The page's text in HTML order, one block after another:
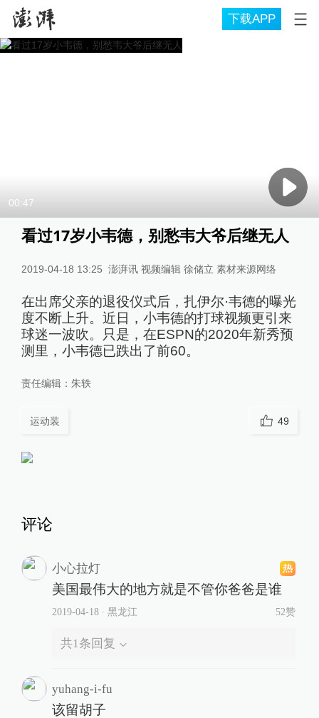
下载APP
00:47
看过17岁小韦德，别愁韦大爷后继无人
2019-04-18 13:25 澎湃讯 视频编辑 徐储立 素材来源网络
在出席父亲的退役仪式后，扎伊尔·韦德的曝光
度不断上升。近日，小韦德的打球视频更引来
球迷一波吹。只是，在ESPN的2020年新秀预
测里，小韦德已跌出了前60。
责任编辑： 朱轶
运动装 49
评论
小心拉灯
美国最伟大的地方就是不管你爸爸是谁
2019-04-18∙ 黑龙江 52赞
共1条回复
yuhang-i-fu
该留胡子